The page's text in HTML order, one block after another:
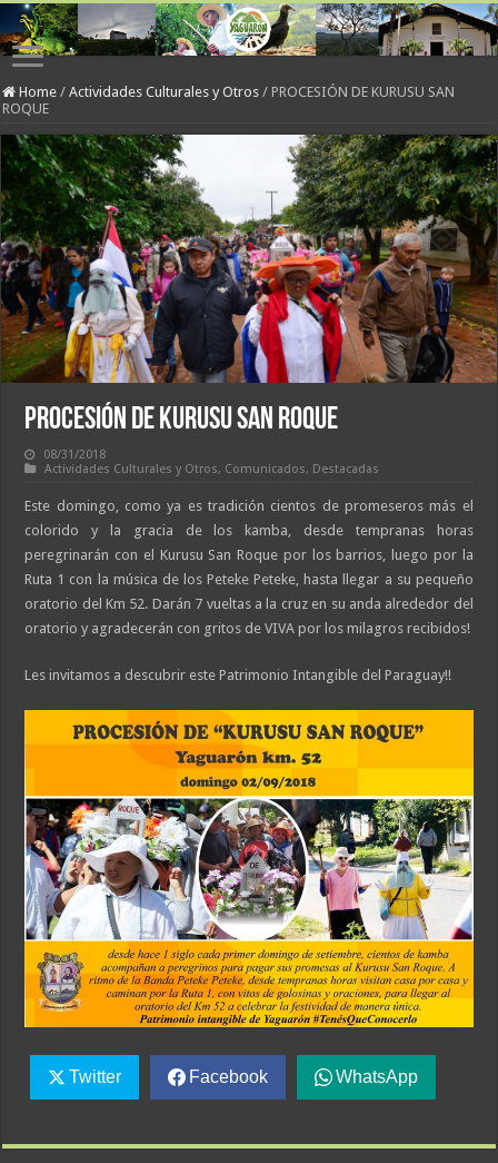
Home / Actividades Culturales y Otros / PROCESIÓN DE KURUSU SAN
ROQUE
PROCESIÓN DE KURUSU SAN ROQUE
08/31/2018
Actividades Culturales y Otros, Comunicados, Destacadas
Este domingo, como ya es tradición cientos de promeseros más el
colorido y la gracia de los kamba, desde tempranas horas
peregrinarán con el Kurusu San Roque por los barrios, luego por la
Ruta 1 con la música de los Peteke Peteke, hasta llegar a su pequeño
oratorio del Km 52. Darán 7 vueltas a la cruz en su anda alrededor del
oratorio y agradecerán con gritos de VIVA por los milagros recibidos!
Les invitamos a descubrir este Patrimonio Intangible del Paraguay!!
Twitter Facebook WhatsApp